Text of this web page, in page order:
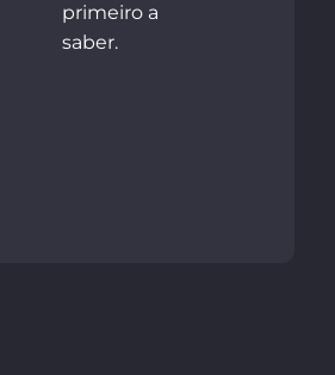
primeiro a
saber.